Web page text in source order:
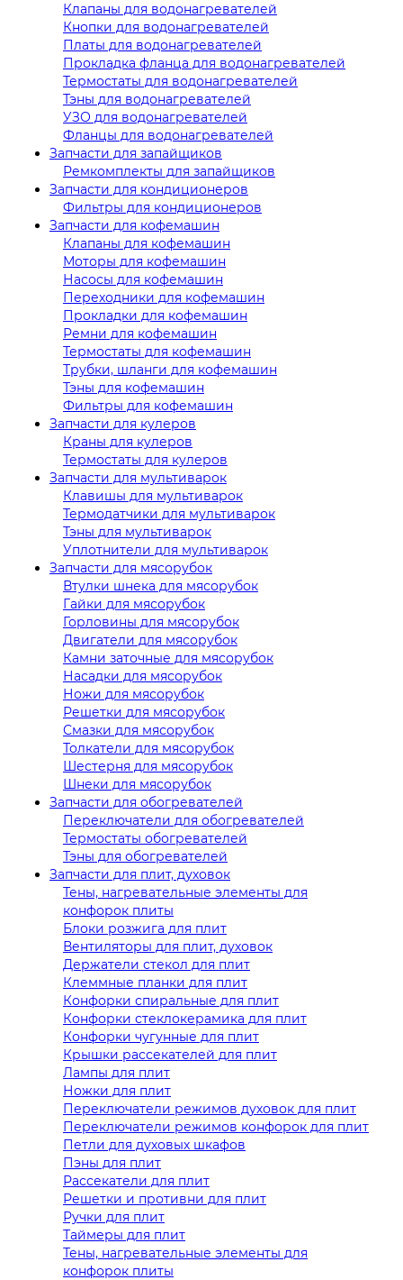
Клапаны для водонагревателей
Кнопки для водонагревателей
Платы для водонагревателей
Прокладка фланца для водонагревателей
Термостаты для водонагревателей
Тэны для водонагревателей
УЗО для водонагревателей
Фланцы для водонагревателей
Запчасти для запайщиков
Ремкомплекты для запайщиков
Запчасти для кондиционеров
Фильтры для кондиционеров
Запчасти для кофемашин
Клапаны для кофемашин
Моторы для кофемашин
Насосы для кофемашин
Переходники для кофемашин
Прокладки для кофемашин
Ремни для кофемашин
Термостаты для кофемашин
Трубки, шланги для кофемашин
Тэны для кофемашин
Фильтры для кофемашин
Запчасти для кулеров
Краны для кулеров
Термостаты для кулеров
Запчасти для мультиварок
Клавишы для мультиварок
Термодатчики для мультиварок
Тэны для мультиварок
Уплотнители для мультиварок
Запчасти для мясорубок
Втулки шнека для мясорубок
Гайки для мясорубок
Горловины для мясорубок
Двигатели для мясорубок
Камни заточные для мясорубок
Насадки для мясорубок
Ножи для мясорубок
Решетки для мясорубок
Смазки для мясорубок
Толкатели для мясорубок
Шестерня для мясорубок
Шнеки для мясорубок
Запчасти для обогревателей
Переключатели для обогревателей
Термостаты обогревателей
Тэны для обогревателей
Запчасти для плит, духовок
Тены, нагревательные элементы для
конфорок плиты
Блоки розжига для плит
Вентиляторы для плит, духовок
Держатели стекол для плит
Клеммные планки для плит
Конфорки спиральные для плит
Конфорки стеклокерамика для плит
Конфорки чугунные для плит
Крышки рассекателей для плит
Лампы для плит
Ножки для плит
Переключатели режимов духовок для плит
Переключатели режимов конфорок для плит
Петли для духовых шкафов
Пэны для плит
Рассекатели для плит
Решетки и противни для плит
Ручки для плит
Таймеры для плит
Тены, нагревательные элементы для
конфорок плиты